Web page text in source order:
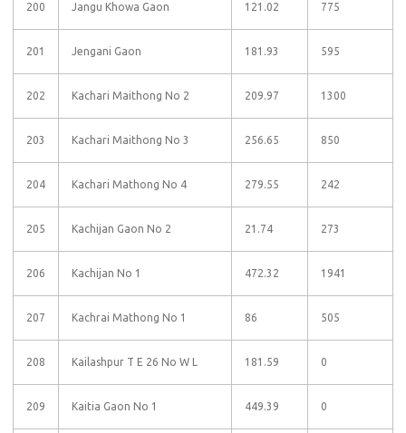
200 Jangu Khowa Gaon 121.02 775
201 Jengani Gaon 181.93 595
202 Kachari Maithong No 2 209.97 1300
203 Kachari Maithong No 3 256.65 850
204 Kachari Mathong No 4 279.55 242
205 Kachijan Gaon No 2 21.74 273
206 Kachijan No 1 472.32 1941
207 Kachrai Mathong No 1 86 505
208 Kailashpur T E 26 No W L 181.59 0
209 Kaitia Gaon No 1 449.39 0